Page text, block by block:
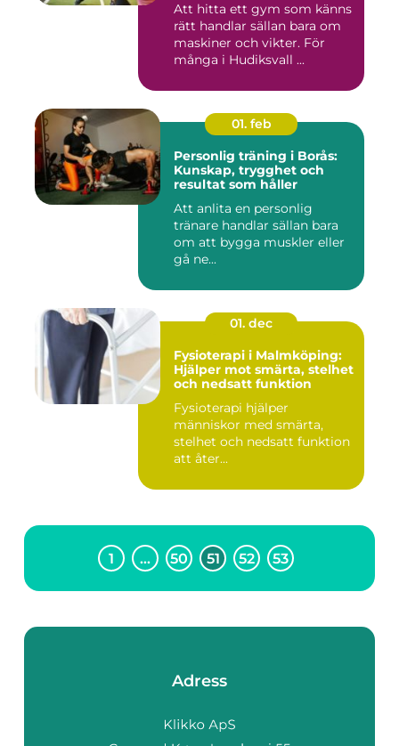
Att hitta ett gym som känns
rätt handlar sällan bara om
maskiner och vikter. För
många i Hudiksvall ...
01. feb
Personlig träning i Borås:
Kunskap, trygghet och
resultat som håller
Att anlita en personlig
tränare handlar sällan bara
om att bygga muskler eller
gå ne...
01. dec
Fysioterapi i Malmköping:
Hjälper mot smärta, stelhet
och nedsatt funktion
Fysioterapi hjälper
människor med smärta,
stelhet och nedsatt funktion
att åter...
1 … 50 51 52 53
Adress